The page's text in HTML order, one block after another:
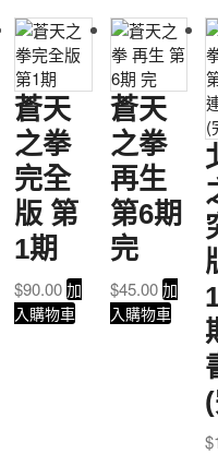
蒼天
之拳
完全
版 第
1期
$90.00 加
入購物車
蒼天
之拳
再生
第6期
完
$45.00 加
入購物車
$